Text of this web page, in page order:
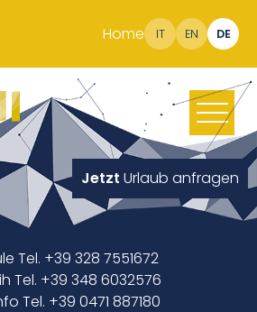
Home IT EN DE
Jetzt Urlaub anfragen
Tel. +39 328 7551672
Tel. +39 348 6032576
Tel. +39 0471 887180